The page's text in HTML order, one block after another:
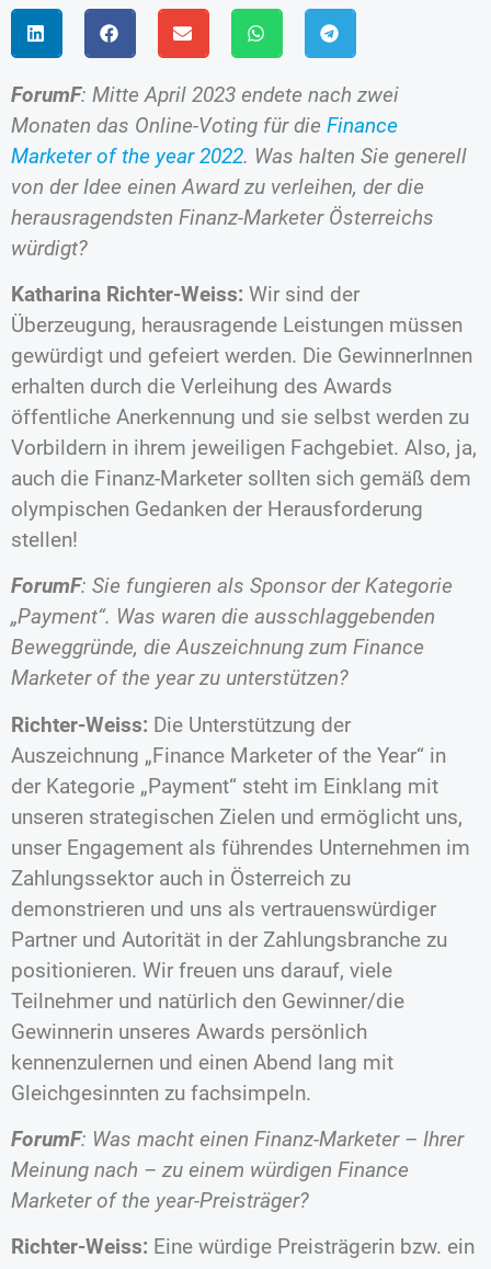
ForumF: Mitte April 2023 endete nach zwei
Monaten das Online-Voting für die Finance
Marketer of the year 2022. Was halten Sie generell
von der Idee einen Award zu verleihen, der die
herausragendsten Finanz-Marketer Österreichs
würdigt?
Katharina Richter-Weiss: Wir sind der
Überzeugung, herausragende Leistungen müssen
gewürdigt und gefeiert werden. Die GewinnerInnen
erhalten durch die Verleihung des Awards
öffentliche Anerkennung und sie selbst werden zu
Vorbildern in ihrem jeweiligen Fachgebiet. Also, ja,
auch die Finanz-Marketer sollten sich gemäß dem
olympischen Gedanken der Herausforderung
stellen!
ForumF: Sie fungieren als Sponsor der Kategorie
„Payment“. Was waren die ausschlaggebenden
Beweggründe, die Auszeichnung zum Finance
Marketer of the year zu unterstützen?
Richter-Weiss: Die Unterstützung der
Auszeichnung „Finance Marketer of the Year“ in
der Kategorie „Payment“ steht im Einklang mit
unseren strategischen Zielen und ermöglicht uns,
unser Engagement als führendes Unternehmen im
Zahlungssektor auch in Österreich zu
demonstrieren und uns als vertrauenswürdiger
Partner und Autorität in der Zahlungsbranche zu
positionieren. Wir freuen uns darauf, viele
Teilnehmer und natürlich den Gewinner/die
Gewinnerin unseres Awards persönlich
kennenzulernen und einen Abend lang mit
Gleichgesinnten zu fachsimpeln.
ForumF: Was macht einen Finanz-Marketer – Ihrer
Meinung nach – zu einem würdigen Finance
Marketer of the year-Preisträger?
Richter-Weiss: Eine würdige Preisträgerin bzw. ein